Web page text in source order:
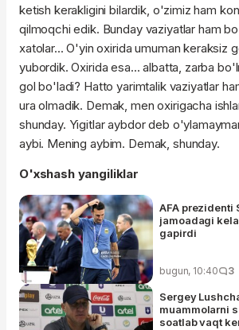
ketish kerakligini bilardik, o'zimiz ham
qilmoqchi edik. Bunday vaziyatlar ham
xatolar... O'yin oxirida umuman keraksiz
yubordik. Oxirida esa... albatta, zarba
gol bo'ladi? Hatto yarimtalik vaziyatlar
ura olmadik. Demak, men oxirigacha
shunday. Yigitlar aybdor deb
aybi. Mening aybim. Demak, shunday.
O'xshash yangiliklar
AFA prezidenti
jamoadagi
gapirdi
bugun, 10:40 3
Sergey
muammolarni
soatlab vaqt